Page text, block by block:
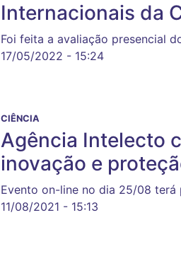
Internacionais da
Foi feita a avaliação presencial
17/05/2022 - 15:24
CIÊNCIA
Agência Intelecto
inovação e
Evento on-line no dia 25/08
11/08/2021 - 15:13